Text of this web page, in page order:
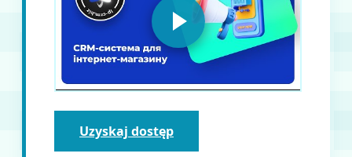
Uzyskaj dostęp